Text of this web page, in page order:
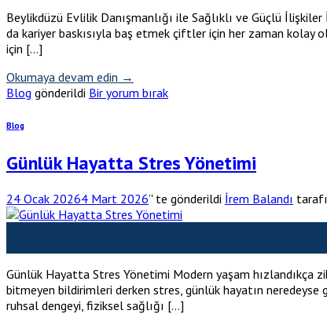
Beylikdüzü Evlilik Danışmanlığı ile Sağlıklı ve Güçlü
da kariyer baskısıyla baş etmek çiftler için her zaman
için […]
Okumaya devam edin →
Blog gönderildi Bir yorum bırak
Blog
Günlük Hayatta Stres Yönetimi
24 Ocak 20264 Mart 2026’' te gönderildi İrem Balandı
Günlük Hayatta Stres Yönetimi Modern yaşam hızlandıkça
bitmeyen bildirimleri derken stres, günlük hayatın
ruhsal dengeyi, fiziksel sağlığı […]